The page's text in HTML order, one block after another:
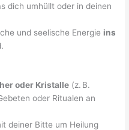
dich umhüllt oder in deinen
und seelische Energie ins
oder Kristalle (z. B.
oder Ritualen an
deiner Bitte um Heilung